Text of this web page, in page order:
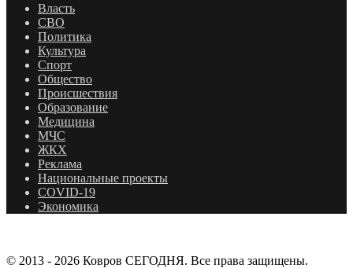
Власть
СВО
Политика
Культура
Спорт
Общество
Происшествия
Образование
Медицина
МЧС
ЖКХ
Реклама
Национальные проекты
COVID-19
Экономика
© 2013 - 2026 Ковров СЕГОДНЯ. Все права защищены.